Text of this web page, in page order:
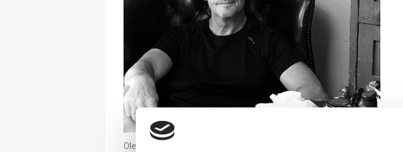
Ole Hedeager er en dansk billedkunstner, som har tilført en helt ny